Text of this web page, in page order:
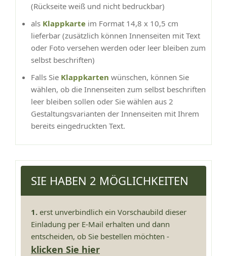
(Rückseite weiß und nicht bedruckbar)
als Klappkarte im Format 14,8 x 10,5 cm
lieferbar (zusätzlich können Innenseiten mit Text
oder Foto versehen werden oder leer bleiben zum
selbst beschriften)
Falls Sie Klappkarten wünschen, können Sie
wählen, ob die Innenseiten zum selbst beschriften
leer bleiben sollen oder Sie wählen aus 2
Gestaltungsvarianten der Innenseiten mit Ihrem
bereits eingedruckten Text.
SIE HABEN 2 MÖGLICHKEITEN
1. erst unverbindlich ein Vorschaubild dieser
Einladung per E-Mail erhalten und dann
entscheiden, ob Sie bestellen möchten -
klicken Sie hier